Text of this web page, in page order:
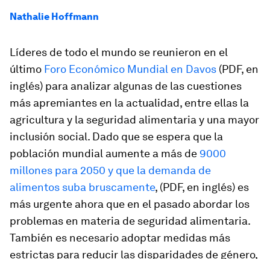
Nathalie Hoffmann
Líderes de todo el mundo se reunieron en el
último Foro Económico Mundial en Davos (PDF, en
inglés) para analizar algunas de las cuestiones
más apremiantes en la actualidad, entre ellas la
agricultura y la seguridad alimentaria y una mayor
inclusión social. Dado que se espera que la
población mundial aumente a más de 9000
millones para 2050 y que la demanda de
alimentos suba bruscamente, (PDF, en inglés) es
más urgente ahora que en el pasado abordar los
problemas en materia de seguridad alimentaria.
También es necesario adoptar medidas más
estrictas para reducir las disparidades de género,